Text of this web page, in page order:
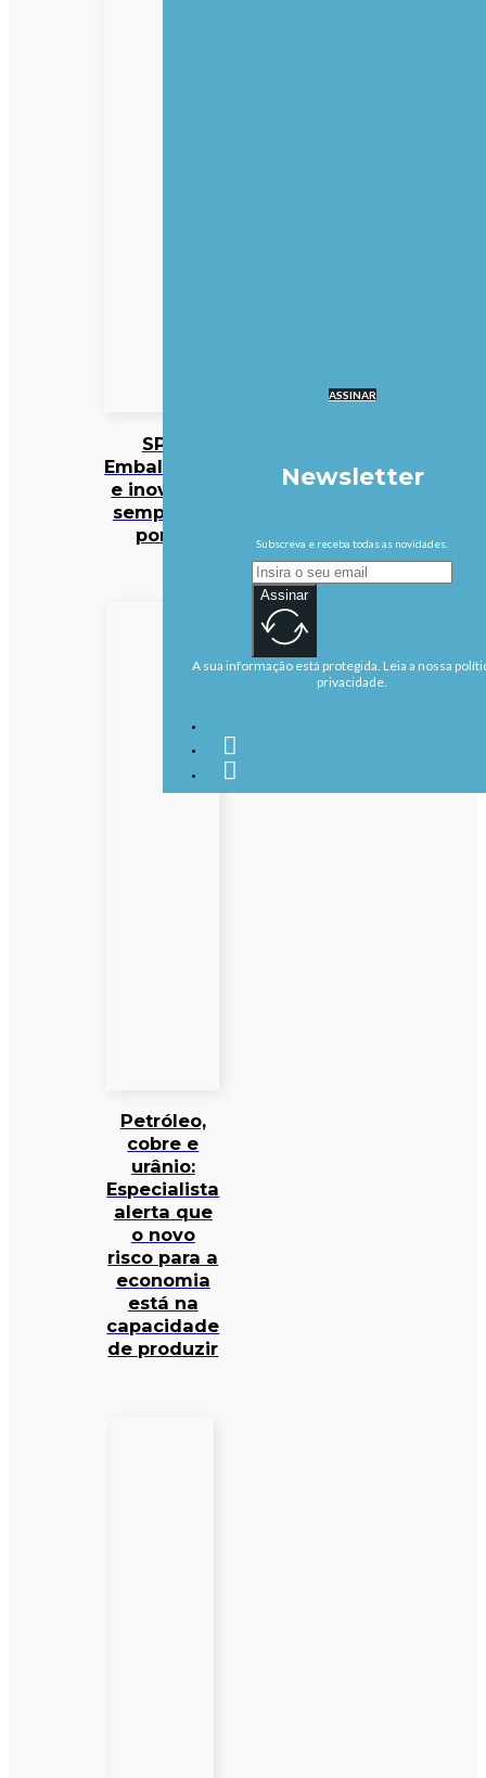
SPV:
Embalagens
e inovação
sempre no
ponto
Petróleo,
cobre e
urânio:
Especialista
alerta que
o novo
risco para a
economia
está na
capacidade
de produzir
ASSINAR
Newsletter
Subscreva e receba todas as novidades.
Assinar
A sua informação está protegida. Leia a nossa
privacidade.